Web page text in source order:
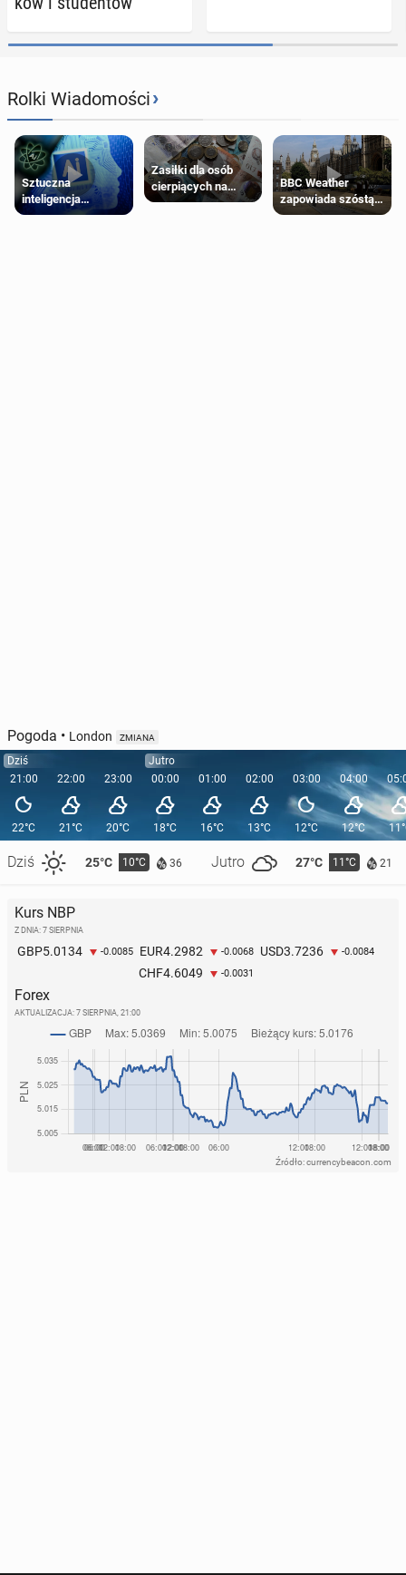
Rolki Wiadomości›
Sztuczna
inteligencja
próbowała oszukać
Zasiłki dla osób
cierpiących na
schorzenia
BBC Weather
zapowiada szóstą
falę upałów w
Pogoda • London ZMIANA
Dziś
21:00
22°C
Dziś 25°C 10°C 36 Jutro 27°C 11°C 21
22:00
21°C
23:00
20°C
Jutro
00:00
18°C
01:00
16°C
02:00
13°C
03:00
12°C
04:00
12°C
Kurs NBP
Z DNIA: 7 SIERPNIA
GBP5.0134 -0.0085 EUR4.2982 -0.0068 USD3.7236 -0.0084
CHF4.6049 -0.0031
Forex
AKTUALIZACJA: 7 SIERPNIA, 21:00
Źródło: currencybeacon.com